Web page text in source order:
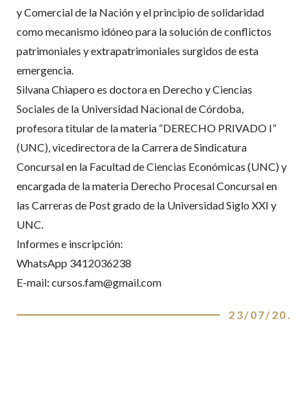
y Comercial de la Nación y el principio de solidaridad
como mecanismo idóneo para la solución de conflictos
patrimoniales y extrapatrimoniales surgidos de esta
emergencia.
Silvana Chiapero es doctora en Derecho y Ciencias
Sociales de la Universidad Nacional de Córdoba,
profesora titular de la materia “DERECHO PRIVADO I”
(UNC), vicedirectora de la Carrera de Sindicatura
Concursal en la Facultad de Ciencias Económicas (UNC) y
encargada de la materia Derecho Procesal Concursal en
las Carreras de Post grado de la Universidad Siglo XXI y
UNC.
Informes e inscripción:
WhatsApp 3412036238
E-mail: cursos.fam@gmail.com
23/07/20